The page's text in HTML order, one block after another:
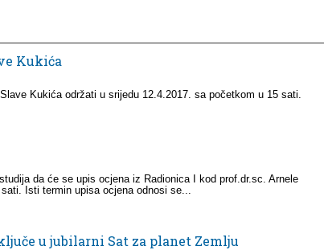
Kukića
Kukića održati u srijedu 12.4.2017. sa početkom u 15 sati.
da će se upis ocjena iz Radionica I kod prof.dr.sc. Arnele
Isti termin upisa ocjena odnosi se...
u jubilarni Sat za planet Zemlju